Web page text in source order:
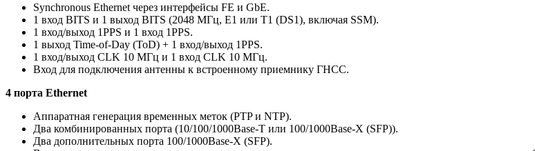
Synchronous Ethernet через интерфейсы FE и GbE.
1 вход BITS и 1 выход BITS (2048 МГц, E1 или T1 (DS1), включая SSM).
1 вход/выход 1PPS и 1 вход 1PPS.
1 выход Time-of-Day (ToD) + 1 вход/выход 1PPS.
1 вход/выход CLK 10 МГц и 1 вход CLK 10 МГц.
Вход для подключения антенны к встроенному приемнику ГНСС.
4 порта Ethernet
Аппаратная генерация временных меток (PTP и NTP).
Два комбинированных порта (10/100/1000Base-T или 100/1000Base-X (SFP)).
Два дополнительных порта 100/1000Base-X (SFP).